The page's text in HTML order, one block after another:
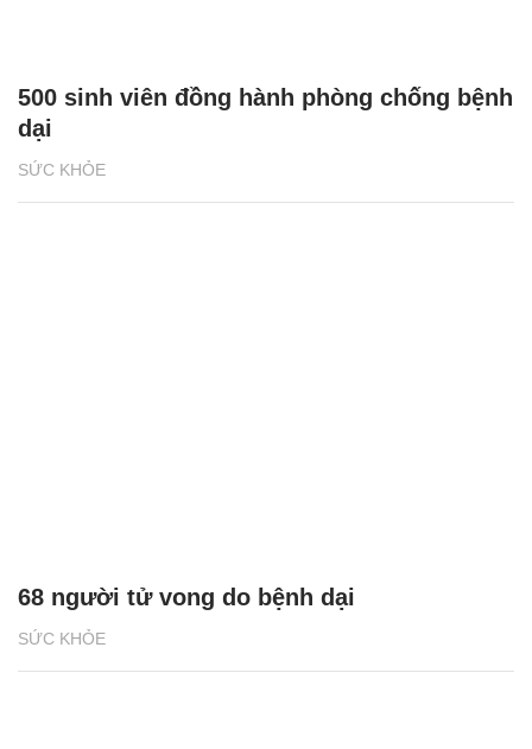
SỨC KHỎE
500 sinh viên đồng hành phòng chống bệnh
dại
SỨC KHỎE
68 người tử vong do bệnh dại